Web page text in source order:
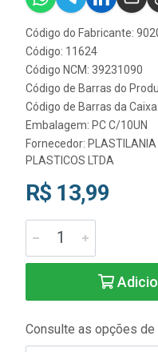
Código do Fabricante:
Código: 11624
Código NCM: 39231090
Código de Barras do
Código de Barras da
Embalagem: PC C/10UN
Fornecedor: PLASTILANIA
PLASTICOS LTDA
R$ 13,99
Consulte as opções de